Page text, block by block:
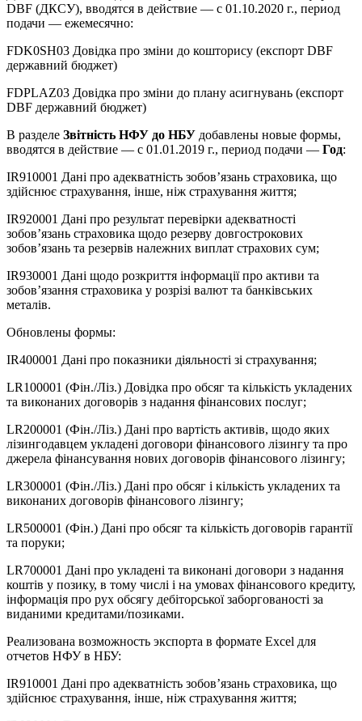
DBF (ДКСУ), вводятся в действие — с 01.10.2020 г., период
подачи — ежемесячно:
FDK0SH03 Довідка про зміни до кошторису (експорт DBF
державний бюджет)
FDPLAZ03 Довідка про зміни до плану асигнувань (експорт
DBF державний бюджет)
В разделе Звітність НФУ до НБУ добавлены новые формы,
вводятся в действие — с 01.01.2019 г., период подачи — Год:
IR910001 Дані про адекватність зобов’язань страховика, що
здійснює страхування, інше, ніж страхування життя;
IR920001 Дані про результат перевірки адекватності
зобов’язань страховика щодо резерву довгострокових
зобов’язань та резервів належних виплат страхових сум;
IR930001 Дані щодо розкриття інформації про активи та
зобов’язання страховика у розрізі валют та банківських
металів.
Обновлены формы:
IR400001 Дані про показники діяльності зі страхування;
LR100001 (Фін./Ліз.) Довідка про обсяг та кількість укладених
та виконаних договорів з надання фінансових послуг;
LR200001 (Фін./Ліз.) Дані про вартість активів, щодо яких
лізингодавцем укладені договори фінансового лізингу та про
джерела фінансування нових договорів фінансового лізингу;
LR300001 (Фін./Ліз.) Дані про обсяг і кількість укладених та
виконаних договорів фінансового лізингу;
LR500001 (Фін.) Дані про обсяг та кількість договорів гарантії
та поруки;
LR700001 Дані про укладені та виконані договори з надання
коштів у позику, в тому числі і на умовах фінансового кредиту,
інформація про рух обсягу дебіторської заборгованості за
виданими кредитами/позиками.
Реализована возможность экспорта в формате Excel для
отчетов НФУ в НБУ:
IR910001 Дані про адекватність зобов’язань страховика, що
здійснює страхування, інше, ніж страхування життя;